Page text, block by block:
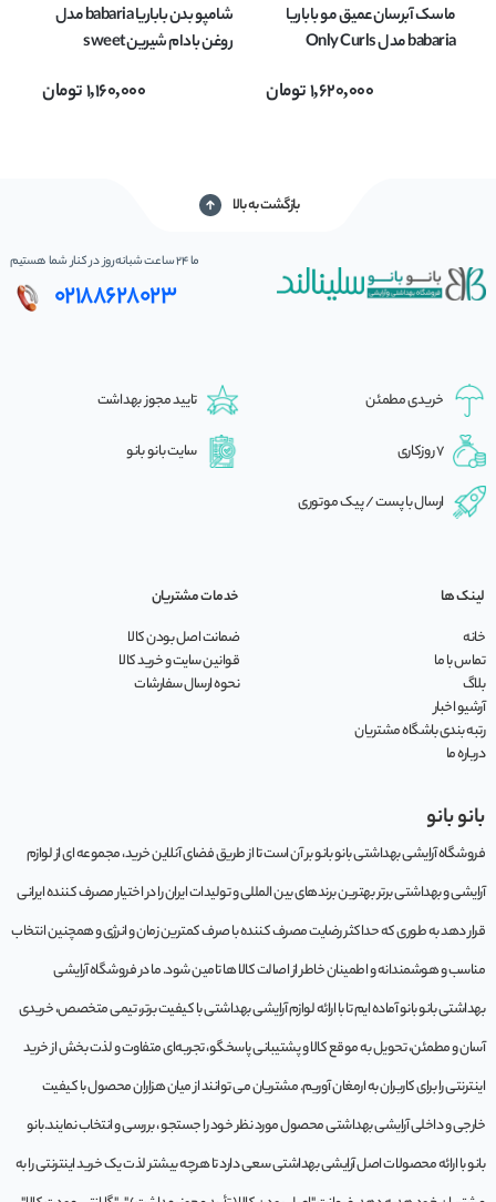
ماسک آبرسان عمیق مو باباریا
babaria مدل Only Curls
1,620,000تومان
شامپو بدن باباریا babaria مدل
روغن بادام شیرین sweet
1,160,000تومان
بازگشت به بالا
ما 24 ساعت شبانه‌روز در کنار شما هستیم
02188628023
خریدی مطمئن تایید مجوز بهداشت
7 روزکاری سایت بانو بانو
ارسال با پست / پیک موتوری
لینک ها
خانه
تماس با ما
بلاگ
آرشیو اخبار
رتبه بندی باشگاه مشتریان
درباره ما
خدمات مشتریان
ضمانت اصل بودن کالا
قوانین سایت و خرید کالا
نحوه ارسال سفارشات
بانو بانو
فروشگاه آرایشی بهداشتی بانو بانو بر آن است تا از طریق فضای آنلاین خرید، مجموعه‌ ای از لوازم
آرایشی و بهداشتی برتر بهترین برندهای بین المللی و تولیدات ایران را در اختیار مصرف کننده ایرانی
قرار دهد به طوری که حداکثر رضایت مصرف کننده با صرف کمترین زمان و انرژی و همچنین انتخاب
مناسب و هوشمندانه و اطمینان خاطر از اصالت کالا ها تامین شود. ما در فروشگاه آرایشی
بهداشتی بانو بانو آماده ایم تا با ارائه لوازم آرایشی بهداشتی با کیفیت برتر، تیمی متخصص، خریدی
آسان و مطمئن، تحویل به موقع کالا و پشتیبانی پاسخگو، تجربه‌ای متفاوت و لذت بخش از خرید
اینترنتی را برای کاربران به ارمغان آوریم. مشتريان می توانند از ميان هزاران محصول با کيفيت
خارجی و داخلی آرایشی بهداشتی محصول مورد نظر خود را جستجو ، بررسی و انتخاب نمايند.بانو
بانو با ارائه محصولات اصل آرایشی بهداشتی سعی دارد تا هرچه بیشتر لذت یک خرید اینترنتی را به